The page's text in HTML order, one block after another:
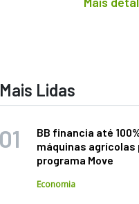
Mais Lidas
BB financia até
máquinas agrícolas
programa Move
Economia